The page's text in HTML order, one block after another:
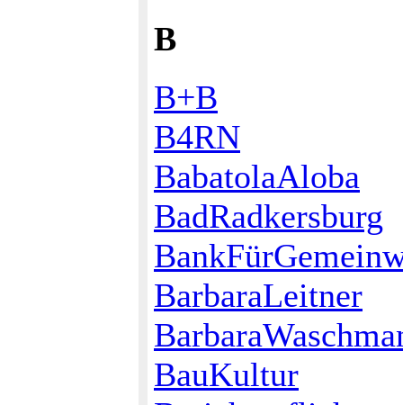
B
B+B
B4RN
BabatolaAloba
BadRadkersburg
BarbaraLeitner
BauKultur